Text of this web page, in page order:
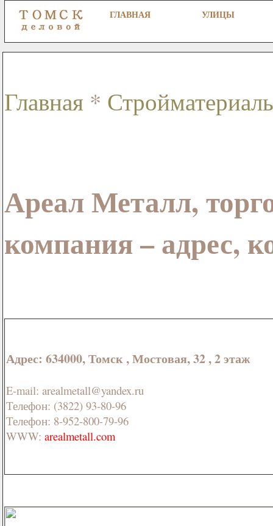
ГЛАВНАЯ УЛИЦЫ
Главная *
Ареал Металл,
компания – адрес,
Адрес: 634000, Томск , Мостовая, 32 , 2 этаж
E-mail: arealmetall@yandex.ru
Телефон: (3822) 93-80-96
Телефон: 8-952-800-79-96
WWW: arealmetall.com